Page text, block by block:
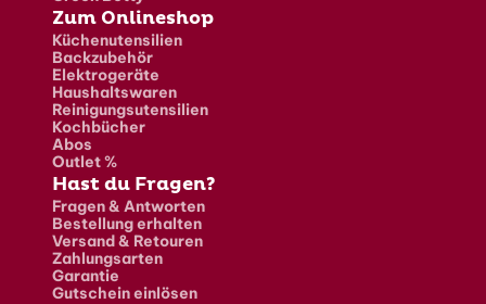
Zum Onlineshop
Küchenutensilien
Backzubehör
Elektrogeräte
Haushaltswaren
Reinigungsutensilien
Kochbücher
Abos
Outlet %
Hast du Fragen?
Fragen & Antworten
Bestellung erhalten
Versand & Retouren
Zahlungsarten
Garantie
Gutschein einlösen